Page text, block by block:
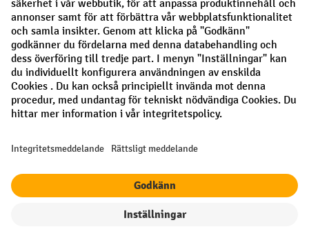
Sortering
Sociala nätverk
Facebook
LinkedIn
Instagram
Sekretessinställningar
Alla priser exkl. Moms plus fraktkostnader
fraktkostnader, om inget annat anges.